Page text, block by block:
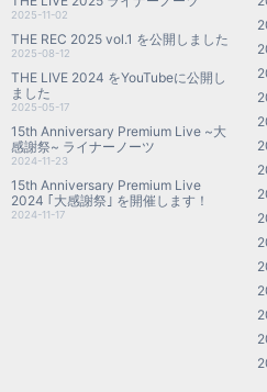
2025-11-02
THE REC 2025 vol.1 を公開しました
2025-08-12
THE LIVE 2024 をYouTubeに公開し
ました
2025-05-17
15th Anniversary Premium Live ~大
感謝祭~ ライナーノーツ
2024-11-23
15th Anniversary Premium Live
2024 ｢大感謝祭｣ を開催します！
2024-11-17